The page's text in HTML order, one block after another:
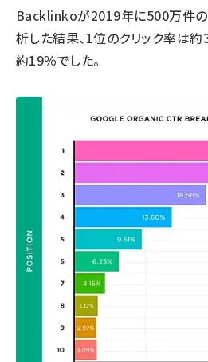
Backlinkoが2019年に500万件
析した結果、1位のクリック率は
約19％でした。